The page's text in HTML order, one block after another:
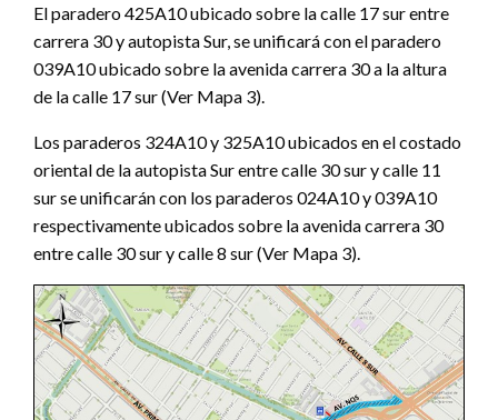
El paradero 425A10 ubicado sobre la calle 17 sur entre
carrera 30 y autopista Sur, se unificará con el paradero
039A10 ubicado sobre la avenida carrera 30 a la altura
de la calle 17 sur (Ver Mapa 3).
Los paraderos 324A10 y 325A10 ubicados en el costado
oriental de la autopista Sur entre calle 30 sur y calle 11
sur se unificarán con los paraderos 024A10 y 039A10
respectivamente ubicados sobre la avenida carrera 30
entre calle 30 sur y calle 8 sur (Ver Mapa 3).